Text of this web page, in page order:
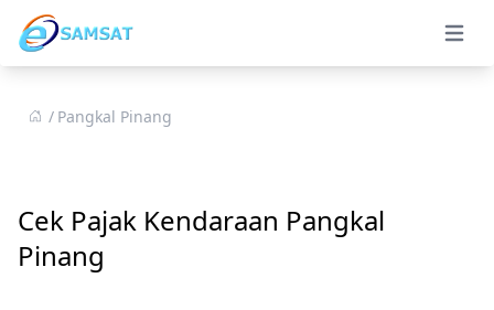
Open
Pangkal Pinang
Cek Pajak Kendaraan Pangkal
Pinang